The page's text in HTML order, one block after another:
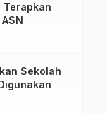
Terapkan
Sekolah